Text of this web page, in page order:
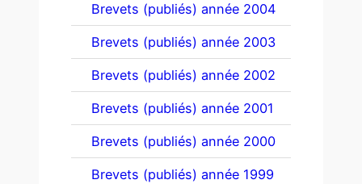
Brevets (publiés) année 2004
Brevets (publiés) année 2003
Brevets (publiés) année 2002
Brevets (publiés) année 2001
Brevets (publiés) année 2000
Brevets (publiés) année 1999